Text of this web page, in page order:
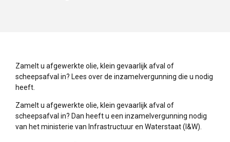
Zamelt u afgewerkte olie, klein gevaarlijk afval of
scheepsafval in? Lees over de inzamelvergunning die u nodig
heeft.
Zamelt u afgewerkte olie, klein gevaarlijk afval of
scheepsafval in? Dan heeft u een inzamelvergunning nodig
van het ministerie van Infrastructuur en Waterstaat (I&W).